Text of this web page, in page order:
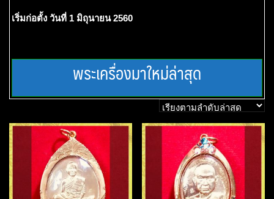
เริ่มก่อตั้ง วันที่ 1 มิถุนายน 2560
พระเครื่องมาใหม่ล่าสุด